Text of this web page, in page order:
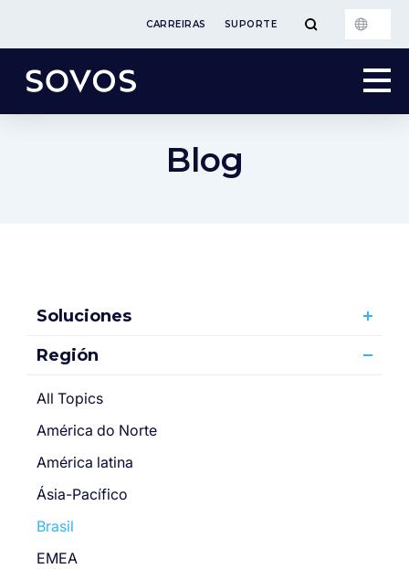
CARREIRAS SUPORTE
Blog
Soluciones
Región
All Topics
América do Norte
América latina
Ásia-Pacífico
Brasil
EMEA